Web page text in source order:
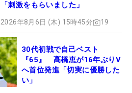
「刺激をもらいました」
2026年8月6日 (木) 15時45分 19
30代初戦で自己ベスト
『65』 髙橋恵が16年ぶりV
へ首位発進「切実に優勝した
い」